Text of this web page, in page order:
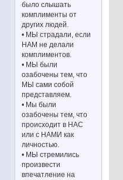
было слышать
комплименты от
других людей.
• МЫ страдали, если
НАМ не делали
комплиментов.
• МЫ были
озабочены тем, что
МЫ сами собой
представляем.
• Мы были
озабочены тем, что
происходит в НАС
или с НАМИ как
личностью.
• МЫ стремились
произвести
впечатление на